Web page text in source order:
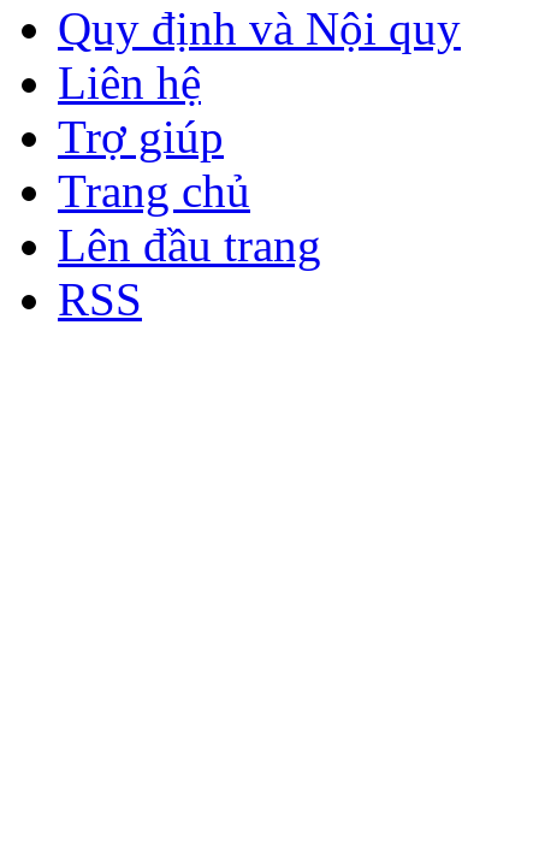
Quy định và Nội quy
Liên hệ
Trợ giúp
Trang chủ
Lên đầu trang
RSS